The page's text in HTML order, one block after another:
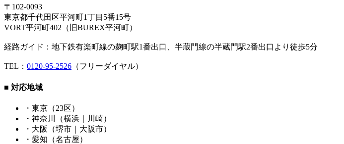
〒102-0093
東京都千代田区平河町1丁目5番15号
VORT平河町402（旧BUREX平河町）
経路ガイド：地下鉄有楽町線の麹町駅1番出口、半蔵門線の半蔵門駅2番出口より徒歩5分
TEL： 0120-95-2526 （フリーダイヤル）
■ 対応地域
・東京（23区）
・神奈川（横浜｜川崎）
・大阪（堺市｜大阪市）
・愛知（名古屋）